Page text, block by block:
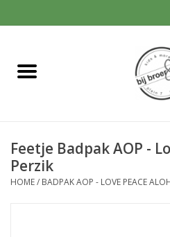
Home
Baby
Jongens
Feetje Badpak AOP -
Perzik
HOME/ BADPAK AOP - LOVE PEACE